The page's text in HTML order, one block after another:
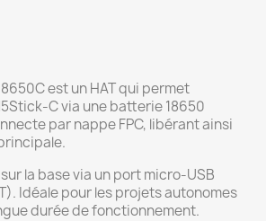
est un HAT qui permet
C via une batterie 18650
par nappe FPC, libérant ainsi
la base via un port micro-USB
Idéale pour les projets autonomes
durée de fonctionnement.